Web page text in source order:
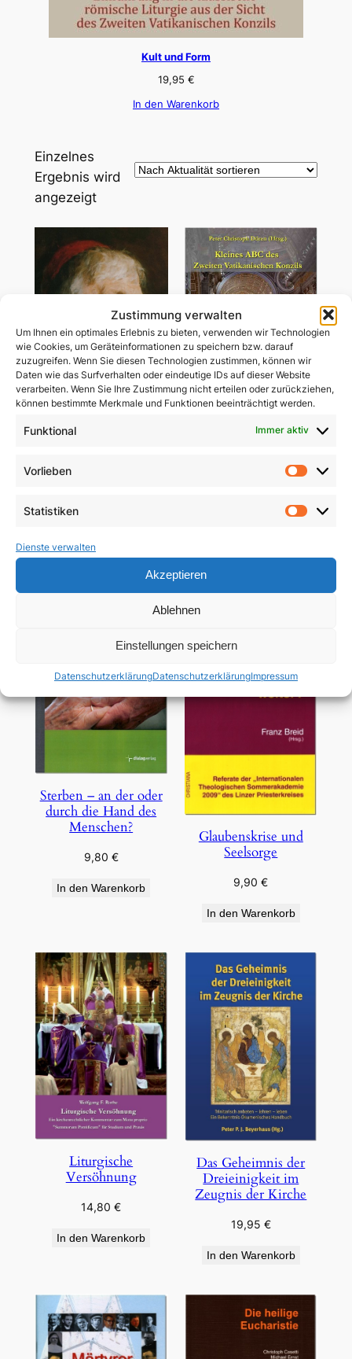
Zustimmung verwalten
Um Ihnen ein optimales Erlebnis zu bieten, verwenden wir Technologien
wie Cookies, um Geräteinformationen zu speichern bzw. darauf
zuzugreifen. Wenn Sie diesen Technologien zustimmen, können wir
Daten wie das Surfverhalten oder eindeutige IDs auf dieser Website
verarbeiten. Wenn Sie Ihre Zustimmung nicht erteilen oder zurückziehen,
können bestimmte Merkmale und Funktionen beeinträchtigt werden.
Funktional Immer aktiv
Vorlieben
Statistiken
Dienste verwalten
Akzeptieren
Ablehnen
Einstellungen speichern
DatenschutzerklärungDatenschutzerklärungImpressum
Kult und Form
19,95 €
In den Warenkorb
Einzelnes
Ergebnis wird
angezeigt
John Henry Newman
Zweiten Vatikanischen
Sterben – an der oder
durch die Hand des
Menschen?
9,80 €
In den Warenkorb
Glaubenskrise und
Seelsorge
9,90€
In den Warenkorb
Liturgische
Versöhnung
14,80€
In den Warenkorb
Das Geheimnis der
Dreieinigkeit im
Zeugnis der Kirche
19,95 €
In den Warenkorb